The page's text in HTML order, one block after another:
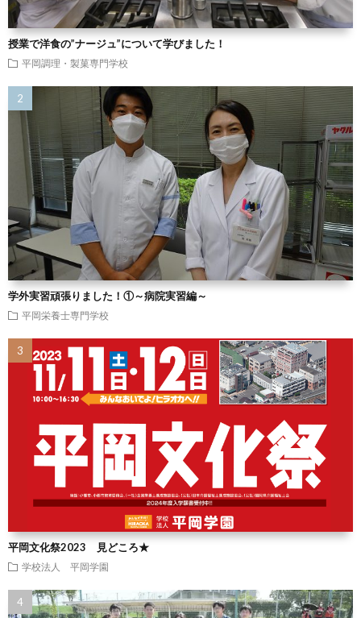
授業で洋食の”ナージュ”について学びました！
平岡調理・製菓専門学校
学外実習頑張りました！①～病院実習編～
平岡栄養士専門学校
平岡文化祭2023 見どころ★
学校法人 平岡学園